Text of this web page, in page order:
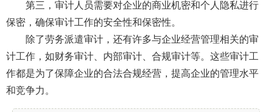
第三，审计人员需要对企业的商业机密和个人隐私进行
保密，确保审计工作的安全性和保密性。
除了劳务派遣审计，还有许多与企业经营管理相关的审
计工作，如财务审计、内部审计、合规审计等。这些审计工
作都是为了保障企业的合法合规经营，提高企业的管理水平
和竞争力。